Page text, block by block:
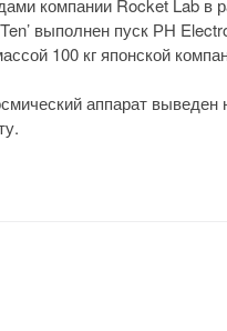
компании Rocket Lab в
выполнен пуск РН
100 кг японской
аппарат выведен